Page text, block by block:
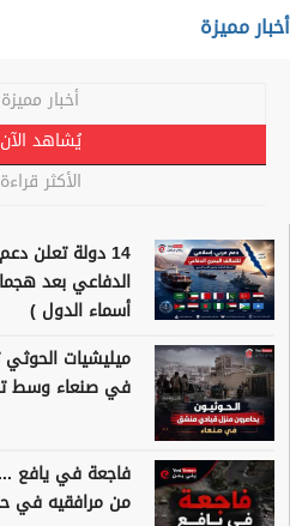
أخبار مميزة
أخبار مميزة
يُشاهد الآن
الأكثر قراءة
14 دولة تعلن
الدفاعي بعد
أسماء الدول )
ميليشيات
في صنعاء وسط
فاجعة في يافع
من مرافقيه في